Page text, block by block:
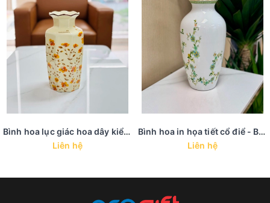
Bình hoa lục giác hoa dây kiểu dáng châu âu cổ điển
Liên hệ
Bình hoa in họa tiết cổ điể - BH 24
Liên hệ